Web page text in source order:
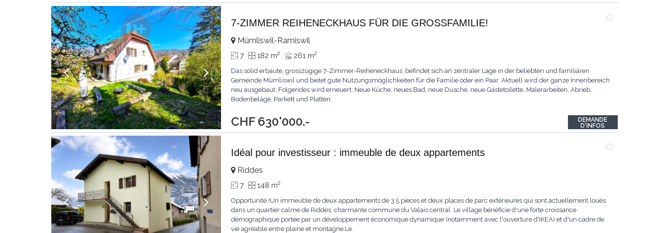
7-ZIMMER REIHENECKHAUS FÜR DIE GROSSFAMILIE!
CHF 630'000.-
Mümliswil-Ramiswil
7 182 m2 261 m2
Das solid erbaute, grosszügige 7-Zimmer-Reiheneckhaus, befindet sich an zentraler Lage in der beliebten und familiären
Gemeinde Mümliswil und bietet gute Nutzungsmöglichkeiten für die Familie oder ein Paar. Aktuell wird der ganze Innenbereich
neu ausgebaut. Folgendes wird erneuert: Neue Küche, neues Bad, neue Dusche, neue Gästetoilette, Malerarbeiten, Abrieb,
Bodenbeläge, Parkett und Platten....
DEMANDE
D'INFOS
Idéal pour investisseur : immeuble de deux appartements
Riddes
7 148 m2
Opportunité !Un immeuble de deux appartements de 3.5 pièces et deux places de parc extérieures qui sont actuellement loués
dans un quartier calme de Riddes, charmante commune du Valais central. Le village bénéficie d'une forte croissance
démographique portée par un développement économique dynamique (notamment avec l'ouverture d'IKEA) et d'un cadre de
vie agréable entre plaine et montagne.Le...